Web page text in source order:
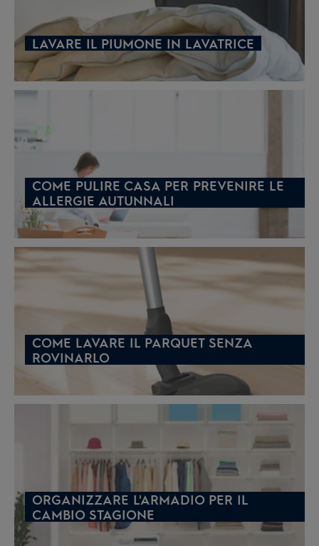
LAVARE IL PIUMONE IN LAVATRICE
COME PULIRE CASA PER PREVENIRE LE
ALLERGIE AUTUNNALI
COME LAVARE IL PARQUET SENZA
ROVINARLO
ORGANIZZARE L'ARMADIO PER IL
CAMBIO STAGIONE